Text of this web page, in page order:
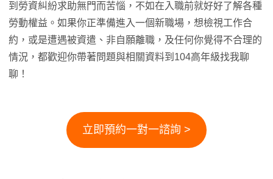
到勞資糾紛求助無門而苦惱，不如在入職前就好好了解各種
勞動權益。如果你正準備進入一個新職場，想檢視工作合
約，或是遭遇被資遣、非自願離職，及任何你覺得不合理的
情況，都歡迎你帶著問題與相關資料到104高年級找我聊
聊！
立即預約一對一諮詢 >